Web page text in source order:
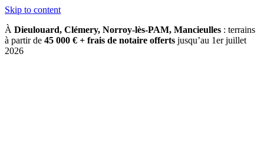
Skip to content
À Dieulouard, Clémery, Norroy-lès-PAM, Mancieulles : terrains
à partir de 45 000 € + frais de notaire offerts jusqu’au 1er juillet
2026